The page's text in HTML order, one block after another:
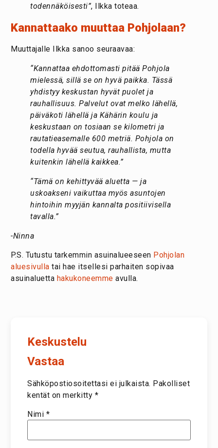
todennäköisesti”, Ilkka toteaa.
Kannattaako muuttaa Pohjolaan?
Muuttajalle Ilkka sanoo seuraavaa:
“Kannattaa ehdottomasti pitää Pohjola
mielessä, sillä se on hyvä paikka. Tässä
yhdistyy keskustan hyvät puolet ja
rauhallisuus. Palvelut ovat melko lähellä,
päiväkoti lähellä ja Kähärin koulu ja
keskustaan on tosiaan se kilometri ja
rautatieasemalle 600 metriä. Pohjola on
todella hyvää seutua, rauhallista, mutta
kuitenkin lähellä kaikkea.”
“Tämä on kehittyvää aluetta — ja
uskoakseni vaikuttaa myös asuntojen
hintoihin myyjän kannalta positiivisella
tavalla.”
-Ninna
P.S. Tutustu tarkemmin asuinalueeseen Pohjolan
aluesivulla tai hae itsellesi parhaiten sopivaa
asuinaluetta hakukoneemme avulla.
Keskustelu
Vastaa
Sähköpostiosoitettasi ei julkaista. Pakolliset
kentät on merkitty *
Nimi *